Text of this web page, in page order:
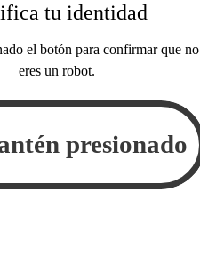
tu identidad
el botón para confirmar que no
eres un robot.